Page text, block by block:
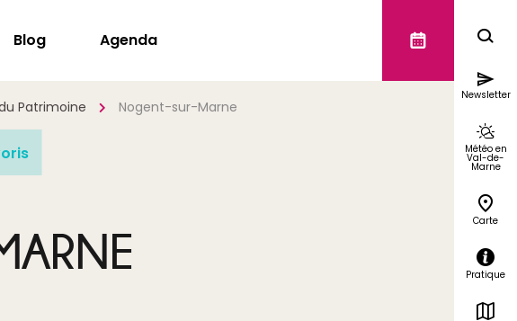
Blog Agenda
Patrimoine Nogent-sur-Marne
Newsletter
Météo en
Val-de-
Marne
Carte
Pratique